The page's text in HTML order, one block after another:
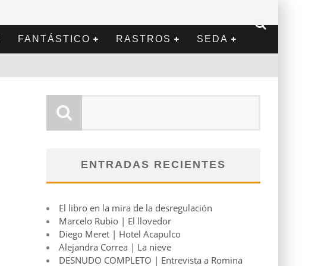
FANTÁSTICO RASTROS SEDA
ENTRADAS RECIENTES
El libro en la mira de la desregulación
Marcelo Rubio | El llovedor
Diego Meret | Hotel Acapulco
Alejandra Correa | La nieve
DESNUDO COMPLETO | Entrevista a Romina